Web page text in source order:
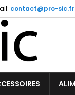
contact@pro-sic.fr